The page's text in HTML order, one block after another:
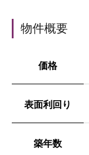
物件概要
価格
表面利回り
築年数